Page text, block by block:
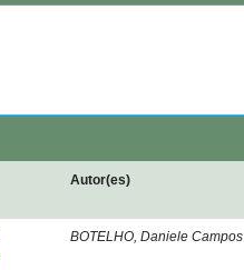
Autor(es)
BOTELHO, Daniele Campos